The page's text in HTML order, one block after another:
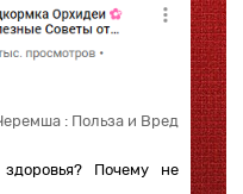
: Польза и Вред
Почему не